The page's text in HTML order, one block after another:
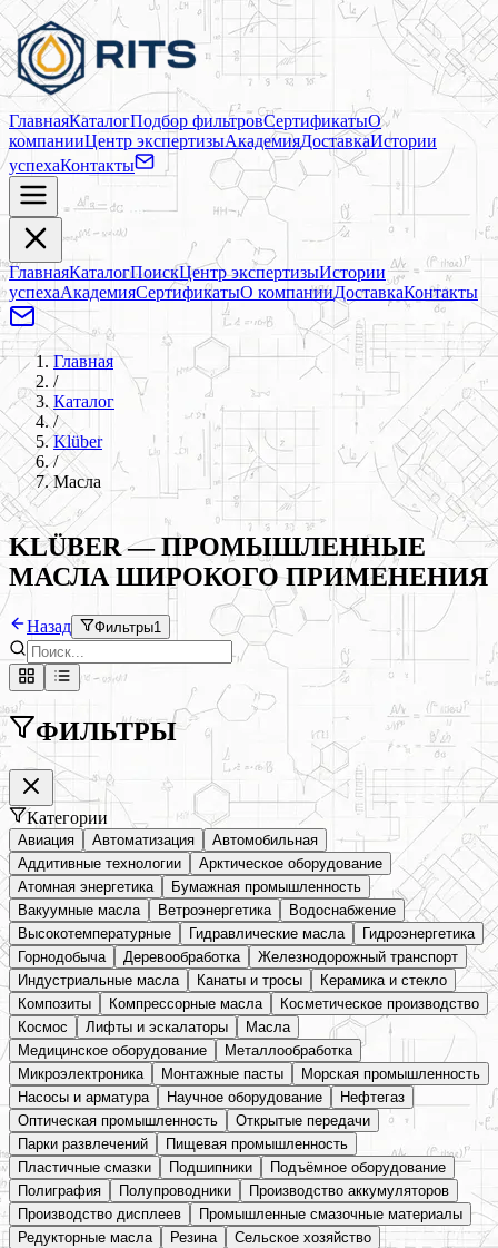
ГлавнаяКаталогПодбор фильтровСертификатыО
компанииЦентр экспертизыАкадемияДоставкаИстории
успехаКонтакты
ГлавнаяКаталогПоискЦентр экспертизыИстории
успехаАкадемияСертификатыО компанииДоставкаКонтакты
Главная
/
Каталог
/
Klüber
/
Масла
KLÜBER — ПРОМЫШЛЕННЫЕ
МАСЛА ШИРОКОГО ПРИМЕНЕНИЯ
Назад Фильтры1
ФИЛЬТРЫ
Категории
Авиация Автоматизация
Автомобильная
Аддитивные технологии
Арктическое оборудование
Атомная энергетика
Бумажная промышленность
Вакуумные масла
Ветроэнергетика
Водоснабжение
Высокотемпературные
Гидравлические масла
Гидроэнергетика
Горнодобыча
Деревообработка
Железнодорожный транспорт
Индустриальные масла
Канаты и тросы
Керамика и стекло
Композиты
Компрессорные масла
Косметическое производство
Космос
Лифты и эскалаторы
Масла
Медицинское оборудование
Металлообработка
Микроэлектроника
Монтажные пасты
Морская промышленность
Насосы и арматура
Научное оборудование
Нефтегаз
Оптическая промышленность
Открытые передачи
Парки развлечений
Пищевая промышленность
Пластичные смазки
Подшипники
Подъёмное оборудование
Полиграфия
Полупроводники
Производство аккумуляторов
Производство дисплеев
Промышленные смазочные материалы
Редукторные масла
Резина
Сельское хозяйство